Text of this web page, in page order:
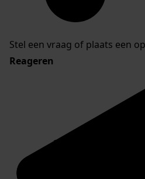
Stel een vraag of plaats een
Reageren